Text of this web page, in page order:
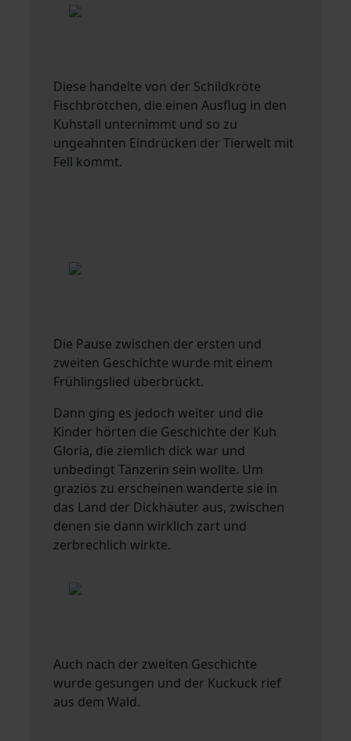
Diese handelte von der Schildkröte
Fischbrötchen, die einen Ausflug in den
Kuhstall unternimmt und so zu
ungeahnten Eindrücken der Tierwelt mit
Fell kommt.
Die Pause zwischen der ersten und
zweiten Geschichte wurde mit einem
Frühlingslied überbrückt.
Dann ging es jedoch weiter und die
Kinder hörten die Geschichte der Kuh
Gloria, die ziemlich dick war und
unbedingt Tänzerin sein wollte. Um
graziös zu erscheinen wanderte sie in
das Land der Dickhäuter aus, zwischen
denen sie dann wirklich zart und
zerbrechlich wirkte.
Auch nach der zweiten Geschichte
wurde gesungen und der Kuckuck rief
aus dem Wald.